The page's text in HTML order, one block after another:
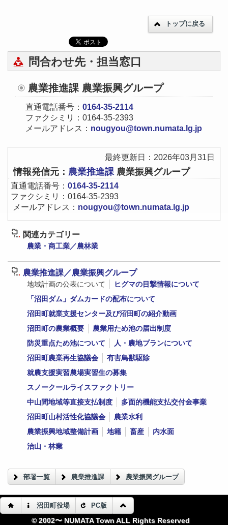
トップに戻る
問合わせ先・担当窓口
農業推進課 農業振興グループ
直通電話番号： 0164-35-2114
ファクシミリ：0164-35-2393
メールアドレス： nougyou@town.numata.lg.jp
最終更新日：2026年03月31日
情報発信元： 農業推進課 農業振興グループ
直通電話番号： 0164-35-2114
ファクシミリ：0164-35-2393
メールアドレス： nougyou@town.numata.lg.jp
関連カテゴリー
農業・商工業／農林業
農業推進課／農業振興グループ
地域計画の公表について
ヒグマの目撃情報について
「沼田ダム」ダムカードの配布について
沼田町就業支援センター及び沼田町の紹介動画
沼田町の農業概要
農業用ため池の届出制度
防災重点ため池について
人・農地プランについて
沼田町農業再生協議会
有害鳥獣駆除
就農支援実習農場実習生の募集
スノークールライスファクトリー
中山間地域等直接支払制度
多面的機能支払交付金事業
沼田町山村活性化協議会
農業水利
農業振興地域整備計画
地籍 畜産
内水面
治山・林業
部署一覧 農業推進課 農業振興グループ
沼田町役場 PC版
© 2002〜 NUMATA Town ALL Rights Reserved